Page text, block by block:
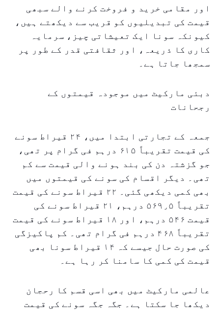
اور مقامی خرید و فروخت کرنے والے سبھی
قیمت کی تبدیلیوں کو قریب سے دیکھتے ہیں،
کیونکہ سونا ایک تعیشاتی چیز، سرمایہ
کاری کا ذریعہ، اور ثقافتی قدر کے طور پر
سمجھا جاتا ہے۔
دبئی مارکیٹ میں موجودہ قیمتوں کے
رجحانات
جمعہ کے تجارتی ابتدا میں، ۲۴ قیراط سونے
کی قیمت تقریباً ۶۱۵ درہم فی گرام پر تھی،
جو گزشتہ دن کی بند ہونے والی قیمت سے کم
تھی۔ دیگر اقسام کی سونے کی قیمتوں میں
بھی کمی دیکھی گئی۔ ۲۲ قیراط سونے کی قیمت
تقریباً ۵۶۹٫۵ درہم، ۲۱ قیراط سونے کی
قیمت ۵۴۶ درہم، اور ۱۸ قیراط سونے کی قیمت
تقریباً ۴۶۸ درہم فی گرام تھی۔ کم پاکیزگی
کی صورت حال جیسے کہ ۱۴ قیراط سونا بھی
قیمت کی کمی کا سامنا کر رہا ہے۔
عالمی مارکیٹ میں بھی اسی قسم کا رحجان
دیکھا جا سکتا ہے۔ جگہ جگہ سونے کی قیمت